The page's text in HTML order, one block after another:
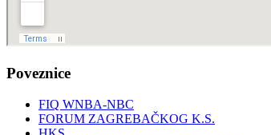
Poveznice
FIQ WNBA-NBC
FORUM ZAGREBAČKOG K.S.